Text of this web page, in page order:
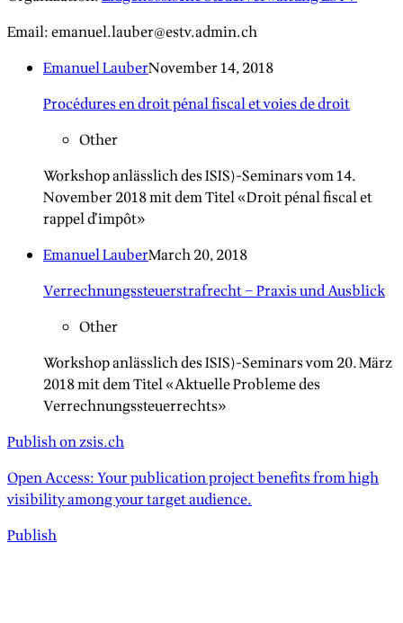
Email:emanuel.lauber@estv.admin.ch
Emanuel LauberNovember 14, 2018
Procédures en droit pénal fiscal et voies de droit
Other
Workshop anlässlich des ISIS)-Seminars vom 14.
November 2018 mit dem Titel «Droit pénal fiscal et
rappel d’impôt»
Emanuel LauberMarch 20, 2018
Verrechnungssteuerstrafrecht – Praxis und Ausblick
Other
Workshop anlässlich des ISIS)-Seminars vom 20. März
2018 mit dem Titel «Aktuelle Probleme des
Verrechnungssteuerrechts»
Publish on zsis.ch
Open Access: Your publication project benefits from high
visibility among your target audience.
Publish